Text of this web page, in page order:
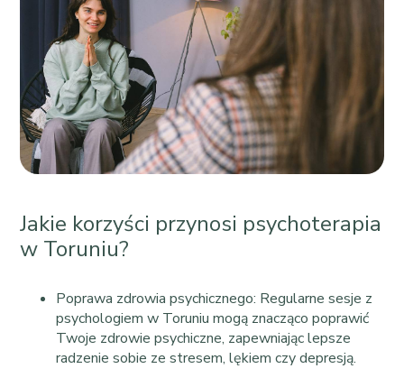
Jakie korzyści przynosi psychoterapia
w Toruniu?
Poprawa zdrowia psychicznego: Regularne sesje z
psychologiem w Toruniu mogą znacząco poprawić
Twoje zdrowie psychiczne, zapewniając lepsze
radzenie sobie ze stresem, lękiem czy depresją.